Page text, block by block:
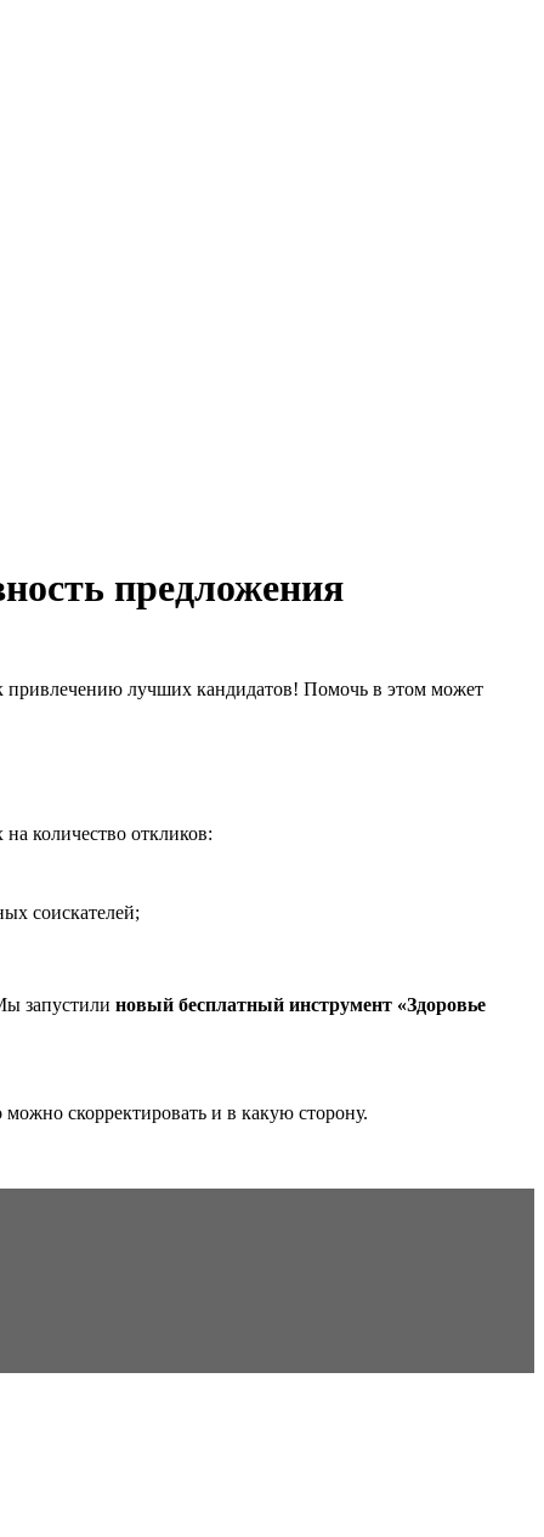
предложения
привлечению лучших кандидатов! Помочь в этом может
количество откликов:
соискателей;
запустили новый бесплатный инструмент «Здоровье
скорректировать и в какую сторону.